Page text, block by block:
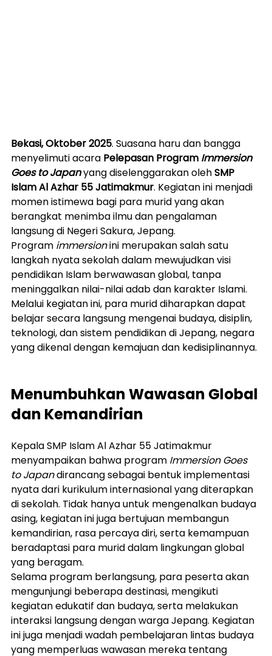
Bekasi, Oktober 2025. Suasana haru dan bangga
menyelimuti acara Pelepasan Program Immersion
Goes to Japanyang diselenggarakan oleh SMP
Islam Al Azhar 55 Jatimakmur. Kegiatan ini menjadi
momen istimewa bagi para murid yang akan
berangkat menimba ilmu dan pengalaman
langsung di Negeri Sakura, Jepang.
Program immersion ini merupakan salah satu
langkah nyata sekolah dalam mewujudkan visi
pendidikan Islam berwawasan global, tanpa
meninggalkan nilai-nilai adab dan karakter Islami.
Melalui kegiatan ini, para murid diharapkan dapat
belajar secara langsung mengenai budaya, disiplin,
teknologi, dan sistem pendidikan di Jepang, negara
yang dikenal dengan kemajuan dan kedisiplinannya.
Menumbuhkan Wawasan Global
dan Kemandirian
Kepala SMP Islam Al Azhar 55 Jatimakmur
menyampaikan bahwa program Immersion Goes
to Japan dirancang sebagai bentuk implementasi
nyata dari kurikulum internasional yang diterapkan
di sekolah. Tidak hanya untuk mengenalkan budaya
asing, kegiatan ini juga bertujuan membangun
kemandirian, rasa percaya diri, serta kemampuan
beradaptasi para murid dalam lingkungan global
yang beragam.
Selama program berlangsung, para peserta akan
mengunjungi beberapa destinasi, mengikuti
kegiatan edukatif dan budaya, serta melakukan
interaksi langsung dengan warga Jepang. Kegiatan
ini juga menjadi wadah pembelajaran lintas budaya
yang memperluas wawasan mereka tentang